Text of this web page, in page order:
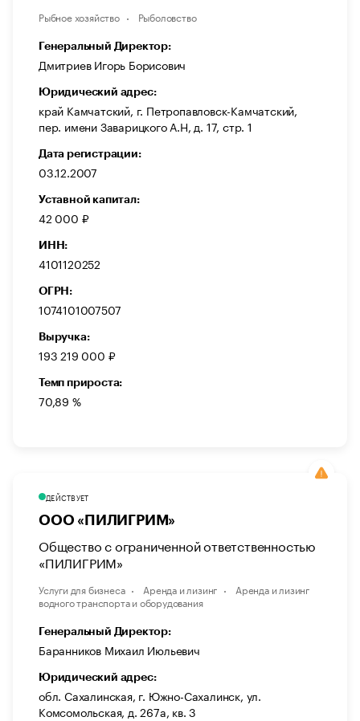
Рыбное хозяйство Рыболовство
Генеральный Директор:
Дмитриев Игорь Борисович
Юридический адрес:
край Камчатский, г. Петропавловск-Камчатский,
пер. имени Заварицкого А.Н, д. 17, стр. 1
Дата регистрации:
03.12.2007
Уставной капитал:
42 000 ₽
ИНН:
4101120252
ОГРН:
1074101007507
Выручка:
193 219 000 ₽
Темп прироста:
70,89 %
ДЕЙСТВУЕТ
ООО «ПИЛИГРИМ»
Общество с ограниченной ответственностью
«ПИЛИГРИМ»
Услуги для бизнеса Аренда и лизинг
Аренда и лизинг
водного транспорта и оборудования
Генеральный Директор:
Баранников Михаил Июльевич
Юридический адрес:
обл. Сахалинская, г. Южно-Сахалинск, ул.
Комсомольская, д. 267а, кв. 3